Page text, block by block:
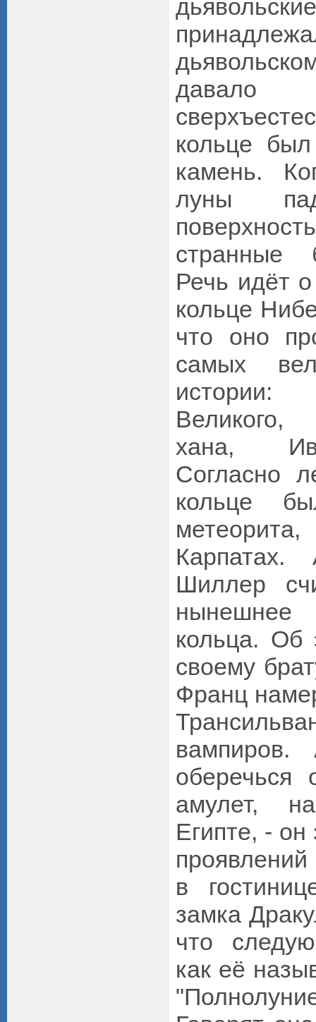
давало
кольце был
камень.
луны
странные
Речь идёт
кольце
что оно
самых
Великого,
хана,
Согласно
кольце
Карпатах.
Шиллер
нынешнее
кольца. Об
своему
Франц
оберечься
амулет,
Египте, -
в
замка
что
как её